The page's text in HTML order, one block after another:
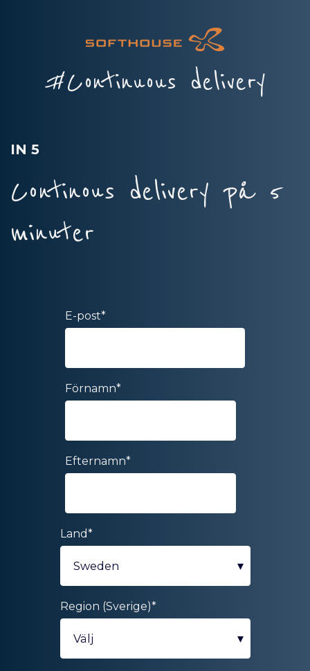
#Continuous delivery
IN 5
Continous delivery på 5
minuter
E-post*
Förnamn*
Efternamn*
Land*
Region (Sverige)*